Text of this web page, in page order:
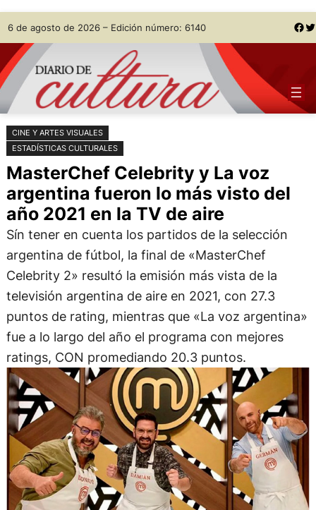
Saltar
al
contenido
Skip
to
content
6 de agosto de 2026 – Edición número: 6140 Facebook Twitter
CINE Y ARTES VISUALES
ESTADÍSTICAS CULTURALES
MasterChef Celebrity y La voz
argentina fueron lo más visto del
año 2021 en la TV de aire
Sín tener en cuenta los partidos de la selección
argentina de fútbol, la final de «MasterChef
Celebrity 2» resultó la emisión más vista de la
televisión argentina de aire en 2021, con 27.3
puntos de rating, mientras que «La voz argentina»
fue a lo largo del año el programa con mejores
ratings, CON promediando 20.3 puntos.